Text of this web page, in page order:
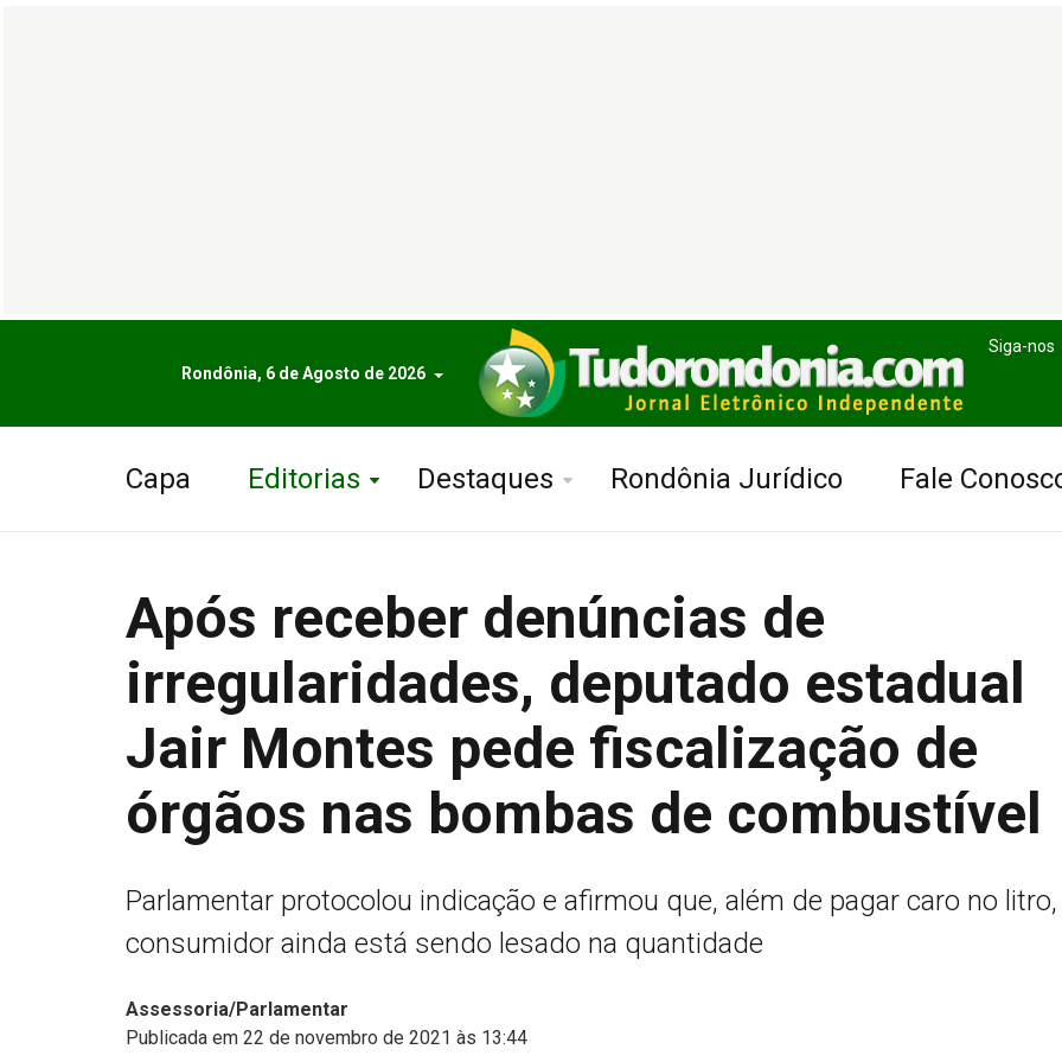
Rondônia, 6 de Agosto de 2026
Siga-nos
Capa Editorias Destaques Rondônia Jurídico Fale
Após receber denúncias de
irregularidades, deputado estadual
Jair Montes pede fiscalização de
órgãos nas bombas de combustível
Parlamentar protocolou indicação e afirmou que, além de pagar caro no
consumidor ainda está sendo lesado na quantidade
Assessoria/Parlamentar
Publicada em 22 de novembro de 2021 às 13:44